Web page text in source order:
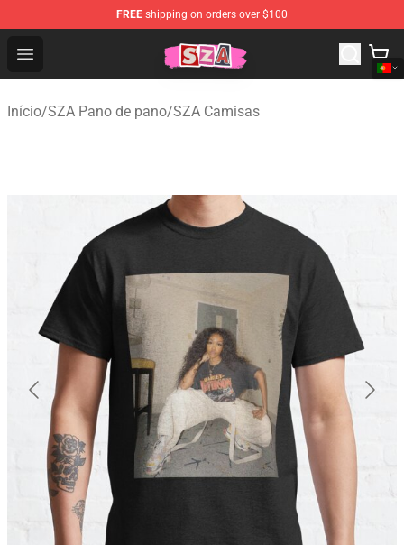
FREE shipping on orders over $100
Open menu
SZA Shop - Official SZA Merchandise Store
Início/SZA Pano de pano/SZA Camisas